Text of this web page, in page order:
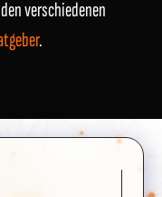
verschiedenen
.